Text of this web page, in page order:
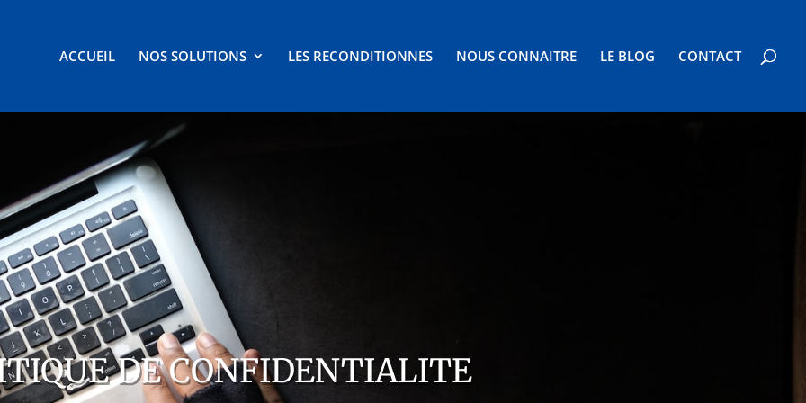
ACCUEIL NOS SOLUTIONS LES RECONDITIONNES NOUS CONNAITRE LE BLOG CONTACT
DE CONFIDENTIALITE